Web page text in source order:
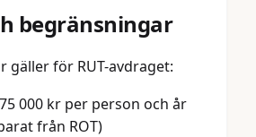
begränsningar
gäller för RUT-avdraget:
000 kr per person och år
från ROT)